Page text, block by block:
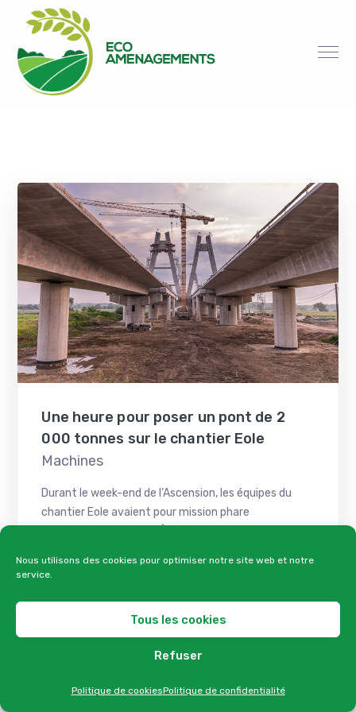
Nous utilisons des cookies pour optimiser notre site web et notre
service.
Tous les cookies
Refuser
Politique de cookiesPolitique de confidentialité
Une heure pour poser un pont de 2
000 tonnes sur le chantier Eole
Machines
Durant le week-end de l’Ascension, les équipes du
chantier Eole avaient pour mission phare
Lire en entier